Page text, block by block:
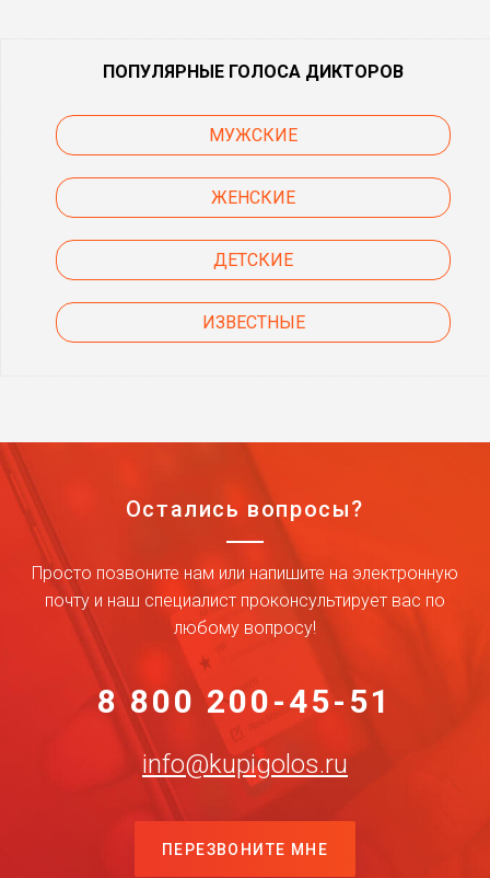
ПОПУЛЯРНЫЕ ГОЛОСА ДИКТОРОВ
МУЖСКИЕ
ЖЕНСКИЕ
ДЕТСКИЕ
ИЗВЕСТНЫЕ
Остались вопросы?
Просто позвоните нам или напишите на электронную
почту и наш специалист проконсультирует вас по
любому вопросу!
8 800 200-45-51
info@kupigolos.ru
ПЕРЕЗВОНИТЕ МНЕ